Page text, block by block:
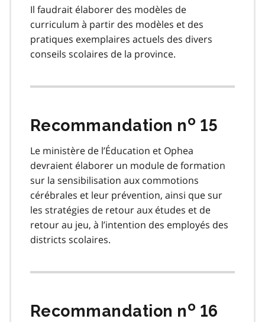
Il faudrait élaborer des modèles de
curriculum à partir des modèles et des
pratiques exemplaires actuels des divers
conseils scolaires de la province.
Recommandation no 15
Le ministère de l’Éducation et Ophea
devraient élaborer un module de formation
sur la sensibilisation aux commotions
cérébrales et leur prévention, ainsi que sur
les stratégies de retour aux études et de
retour au jeu, à l’intention des employés des
districts scolaires.
Recommandation no 16